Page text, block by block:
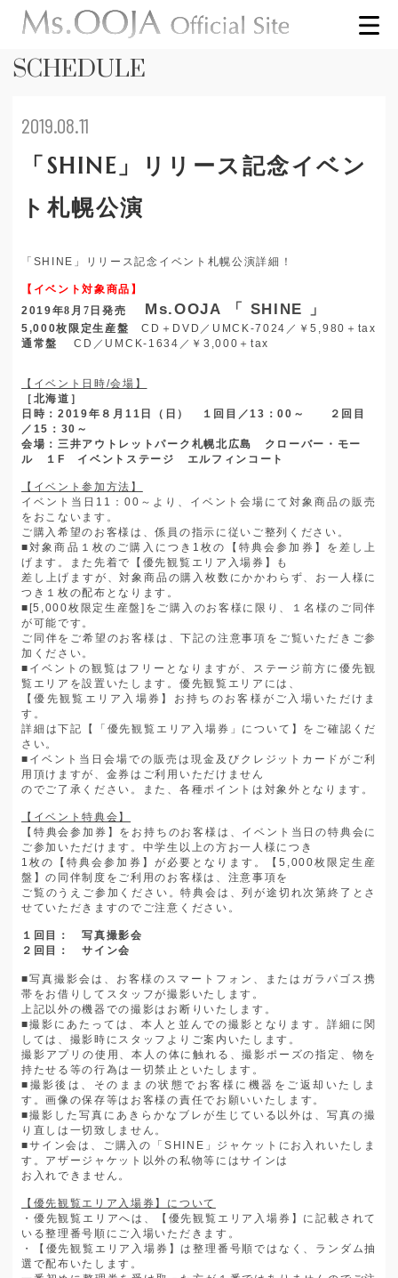
SCHEDULE
2019.08.11
「SHINE」リリース記念イベン
ト札幌公演
「 SHINE 」リリース記念イベント札幌公演詳細！
【イベント対象商品】
2019年8月7日発売 Ms.OOJA 「 SHINE 」
5,000枚限定生産盤CD ＋ DVD ／ UMCK-7024 ／￥5,980 ＋ tax
通常盤
CD ／ UMCK-1634 ／￥ 3,000 ＋tax
【イベント日時/会場】
［北海道］
日時：2019年８月 11 日（日） １回目／13 ：00 ～ ２回目
／ 15 ： 30 ～
会場：三井アウトレットパーク札幌北広島 クローバー・モー
ル １F イベントステージ エルフィンコート
【イベント参加方法】
イベント当日 11 ： 00 ～より、イベント会場にて対象商品の販売
をおこないます。
ご購入希望のお客様は、係員の指示に従いご整列ください。
■対象商品１枚のご購入につき 1 枚の【特典会参加券】を差し上
げます。また先着で【優先観覧エリア入場券】も
差し上げますが、対象商品の購入枚数にかかわらず、お一人様に
つき１枚の配布となります。
■[5,000枚限定生産盤] をご購入のお客様に限り、１名様のご同伴
が可能です。
ご同伴をご希望のお客様は、下記の注意事項をご覧いただきご参
加ください。
■ イベントの観覧はフリーとなりますが、ステージ前方に優先観
覧エリアを設置いたします。優先観覧エリアには、
【優先観覧エリア入場券】お持ちのお客様がご入場いただけま
す。
詳細は下記【「優先観覧エリア入場券」について】をご確認くだ
さい。
■ イベント当日会場での販売は現金及びクレジットカードがご利
用頂けますが、金券はご利用いただけません
のでご了承ください。また、各種ポイントは対象外となります。
【イベント特典会】
【特典会参加券】をお持ちのお客様は、イベント当日の特典会に
ご参加いただけます。中学生以上の方お一人様につき
1 枚の【特典会参加券】が必要となります。【5,000枚限定生産
盤】の同伴制度をご利用のお客様は、注意事項を
ご覧のうえご参加ください。特典会は、列が途切れ次第終了とさ
せていただきますのでご注意ください。
１回目： 写真撮影会
２回目： サイン会
■写真撮影会は、お客様のスマートフォン、またはガラパゴス携
帯をお借りしてスタッフが撮影いたします。
上記以外の機器での撮影はお断りいたします。
■撮影にあたっては、本人と並んでの撮影となります。詳細に関
しては、撮影時にスタッフよりご案内いたします。
撮影アプリの使用、本人の体に触れる、撮影ポーズの指定、物を
持たせる等の行為は一切禁止といたします。
■ 撮影後は、そのままの状態でお客様に機器をご返却いたしま
す。画像の保存等はお客様の責任でお願いいたします。
■撮影した写真にあきらかなブレが生じている以外は、写真の撮
り直しは一切致しません。
■サイン会は、ご購入の「 SHINE 」ジャケットにお入れいたしま
す。アザージャケット以外の私物等にはサインは
お入れできません。
【優先観覧エリア入場券】について
・優先観覧エリアへは、【優先観覧エリア入場券】に記載されて
いる整理番号順にご入場いただきます。
・【優先観覧エリア入場券】は整理番号順ではなく、ランダム抽
選で配布いたします。